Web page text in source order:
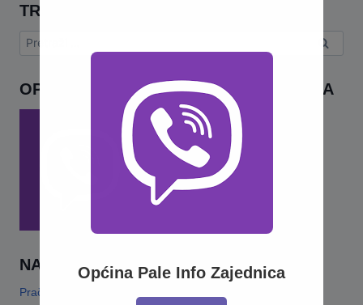
TRAŽI
Pretraga:
OPĆINA PALE INFO – VIBER ZAJEDNICA
NAJNOVIJE
Pračansko ljeto 2026 · Program za djecu
Općina Pale Info Zajednica